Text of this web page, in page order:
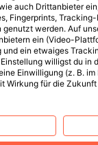
auch Drittanbieter
Fingerprints,
werden. Auf
ein (Video-
ein etwaiges
willigst du in
Einwilligung (z. B.
Wirkung für die